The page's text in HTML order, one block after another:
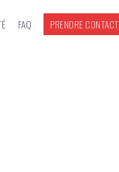
FAQ PRENDRE CONTACT